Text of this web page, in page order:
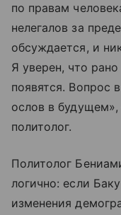
по правам
нелегалов за
обсуждается, и
Я уверен, что
появятся. Вопрос
ослов в
политолог.
Политолог
логично: если Баку
изменения